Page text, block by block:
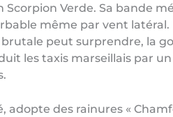
Verde. Sa bande
même par vent
peut surprendre, la
les taxis marseillais par
adopte des rainures «